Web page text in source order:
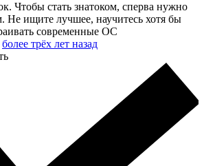
Чтобы стать знатоком, сперва нужно
Не ищите лучшее, научитесь хотя бы
современные ОС
более трёх лет назад